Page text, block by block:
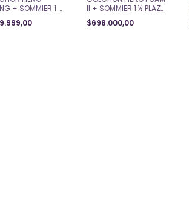
+ SOMMIER 1 ½
(100x190x26)
II + SOMMIER 1 ½ PLAZA
(100x190x23)
$698.000,00